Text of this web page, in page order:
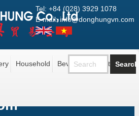
Tel: +84 (028) 3929 1078
E-mail: info@donghungvn.com
Household Beverage Pantry